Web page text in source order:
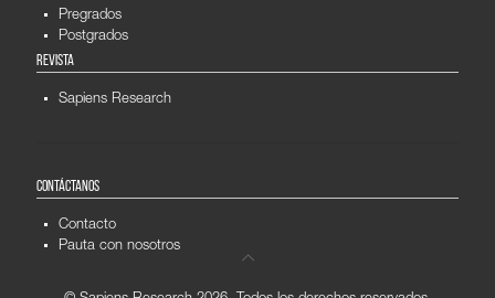
Pregrados
Postgrados
REVISTA
Sapiens Research
CONTÁCTANOS
Contacto
Pauta con nosotros